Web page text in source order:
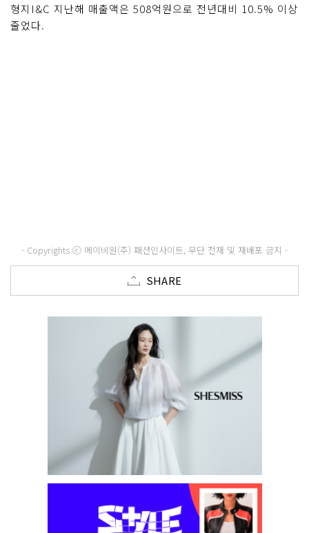
형지I&C 지난해 매출액은 508억원으로 전년대비 10.5% 이상
줄었다.
- Copyrights ⓒ 메이비원(주) 패션인사이트, 무단 전재 및 재배포 금지 -
SHARE